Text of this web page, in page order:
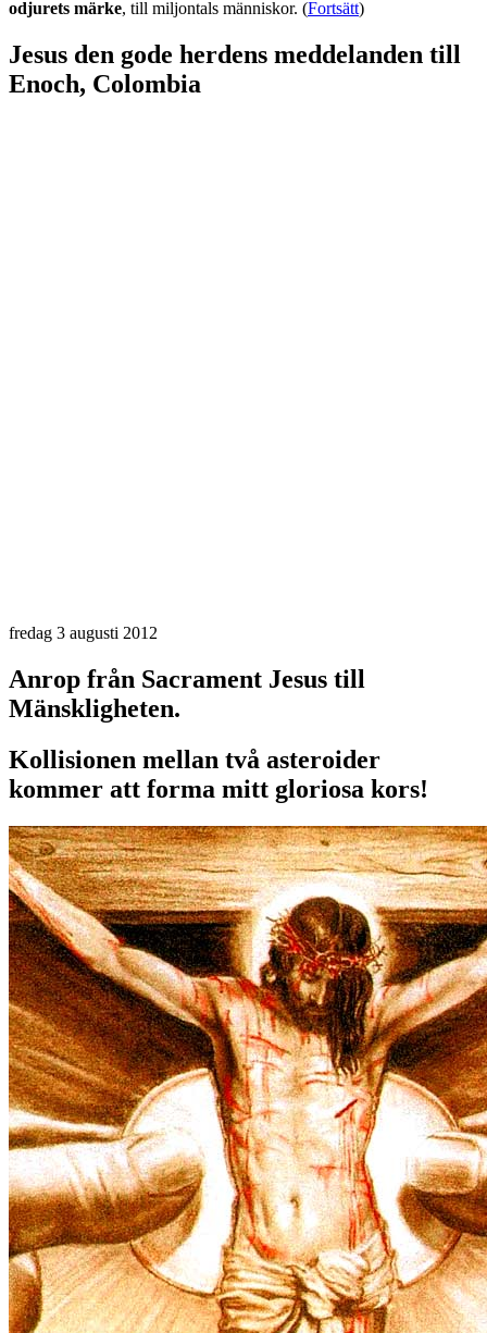
odjurets märke, till miljontals människor. (Fortsätt)
Jesus den gode herdens meddelanden till
Enoch, Colombia
fredag 3 augusti 2012
Anrop från Sacrament Jesus till
Mänskligheten.
Kollisionen mellan två asteroider
kommer att forma mitt gloriosa kors!